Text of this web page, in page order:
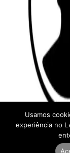
Usamos
experiência no